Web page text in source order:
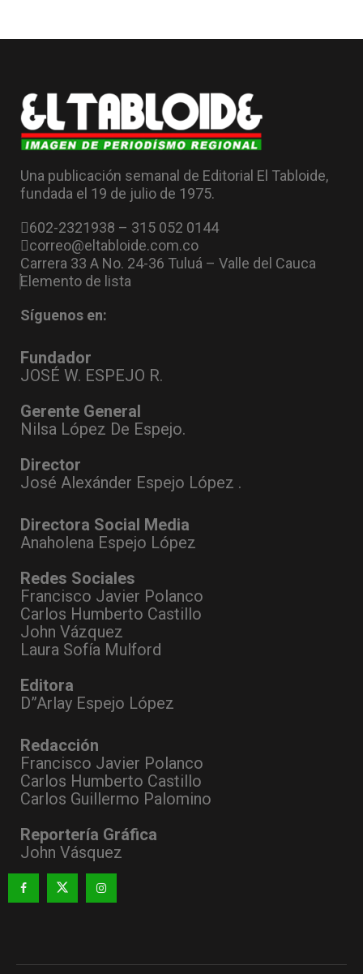
Una publicación semanal de Editorial El Tabloide,
fundada el 19 de julio de 1975.
602-2321938 – 315 052 0144
correo@eltabloide.com.co
Carrera 33 A No. 24-36 Tuluá – Valle del Cauca
Elemento de lista
Síguenos en:
Fundador
JOSÉ W. ESPEJO R.
Gerente General
Nilsa López De Espejo.
Director
José Alexánder Espejo López .
Directora Social Media
Anaholena Espejo López
Redes Sociales
Francisco Javier Polanco
Carlos Humberto Castillo
John Vázquez
Laura Sofía Mulford
Editora
D”Arlay Espejo López
Redacción
Francisco Javier Polanco
Carlos Humberto Castillo
Carlos Guillermo Palomino
Reportería Gráfica
John Vásquez